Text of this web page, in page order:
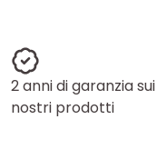
2 anni di garanzia sui
nostri prodotti